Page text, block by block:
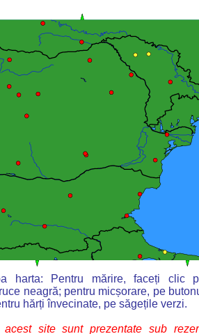
harta: Pentru mărire, faceți clic
neagră; pentru micșorare, pe
hărți învecinate, pe săgețile verzi.
site sunt prezentate sub